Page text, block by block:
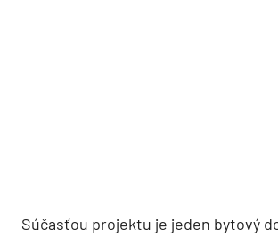
Súčasťou projektu je jeden bytový